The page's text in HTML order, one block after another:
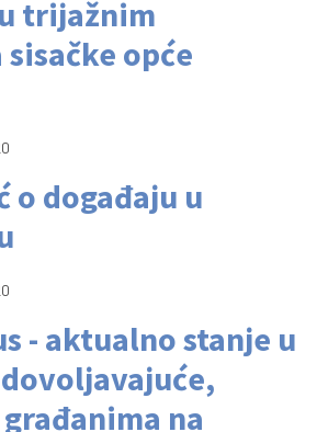
trijažnim
opće
o događaju u
- aktualno stanje u
na